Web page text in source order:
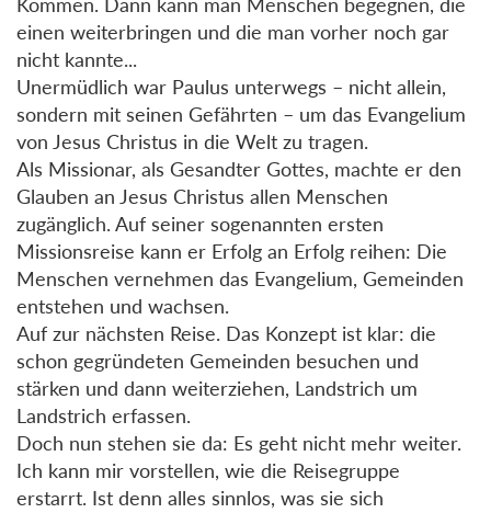
einen weiterbringen und die man vorher noch gar
nicht kannte...
Unermüdlich war Paulus unterwegs – nicht allein,
sondern mit seinen Gefährten – um das Evangelium
von Jesus Christus in die Welt zu tragen.
Als Missionar, als Gesandter Gottes, machte er den
Glauben an Jesus Christus allen Menschen
zugänglich. Auf seiner sogenannten ersten
Missionsreise kann er Erfolg an Erfolg reihen: Die
Menschen vernehmen das Evangelium, Gemeinden
entstehen und wachsen.
Auf zur nächsten Reise. Das Konzept ist klar: die
schon gegründeten Gemeinden besuchen und
stärken und dann weiterziehen, Landstrich um
Landstrich erfassen.
Doch nun stehen sie da: Es geht nicht mehr weiter.
Ich kann mir vorstellen, wie die Reisegruppe
erstarrt. Ist denn alles sinnlos, was sie sich